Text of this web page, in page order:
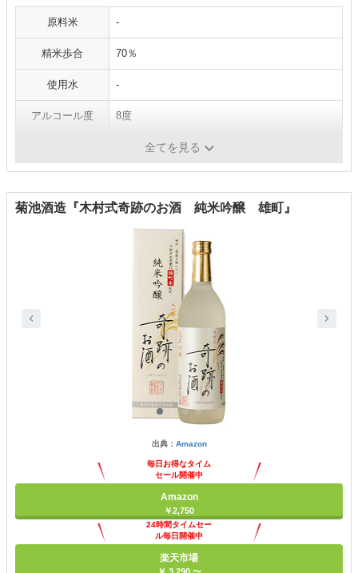
原料米 -
精米歩合 70％
使用水 -
アルコール度 8度
全てを見る
菊池酒造『木村式奇跡のお酒 純米吟醸 雄町』
出典： Amazon
毎日お得なタイム
セール開催中
Amazon
￥2,750
24時間タイムセー
ル毎日開催中
楽天市場